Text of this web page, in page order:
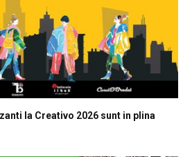
la Creativo 2026 sunt in plina